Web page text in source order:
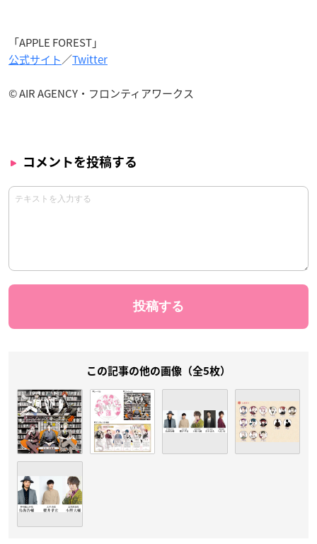
「APPLE FOREST」
公式サイト／Twitter
© AIR AGENCY・フロンティアワークス
コメントを投稿する
この記事の他の画像（全5枚）